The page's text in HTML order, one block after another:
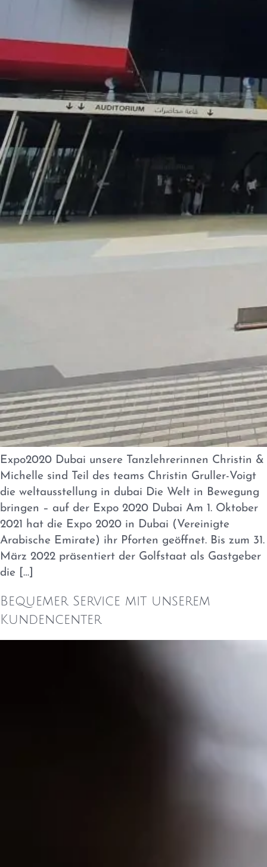
Expo2020 Dubai unsere Tanzlehrerinnen Christin &
Michelle sind Teil des teams Christin Gruller-Voigt
die weltausstellung in dubai Die Welt in Bewegung
bringen – auf der Expo 2020 Dubai Am 1. Oktober
2021 hat die Expo 2020 in Dubai (Vereinigte
Arabische Emirate) ihr Pforten geöffnet. Bis zum 31.
März 2022 präsentiert der Golfstaat als Gastgeber
die […]
Bequemer Service mit unserem
Kundencenter